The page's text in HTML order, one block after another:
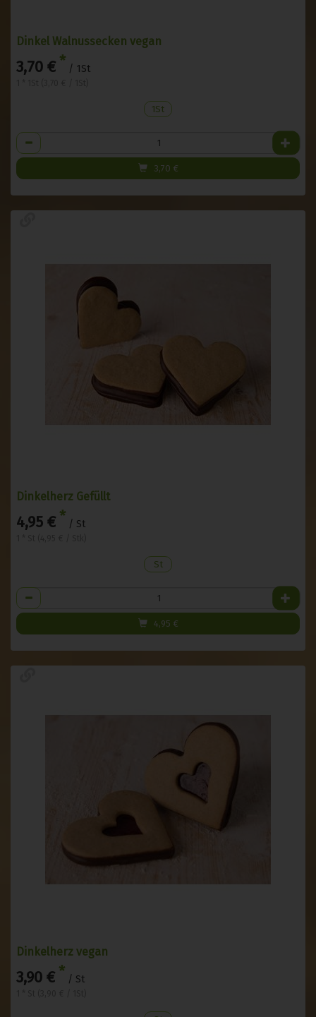
Dinkel Walnussecken vegan
3,70 € * / 1St
1St
Anzahl
3,70 €
Dinkelherz Gefüllt
4,95 € * / St
St
Anzahl
4,95 €
Dinkelherz vegan
3,90 € * / St